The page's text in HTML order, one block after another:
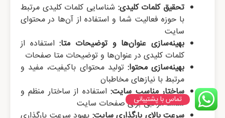
تحقیق کلمات کلیدی: شناسایی کلمات کلیدی مرتبط
با حوزه فعالیت شما و استفاده از آن‌ها در محتوای
سایت
بهینه‌سازی عنوان‌ها و توضیحات متا:استفاده از
کلمات کلیدی در عنوان‌ها و توضیحات متا صفحات
بهینه‌سازی محتوا: تولید محتوای باکیفیت، مفید و
مرتبط با نیازهای مخاطبان
ساختار مناسب سایت:استفاده از ساختار منظم و
سلسله‌مراتبی برای صفحات سایت
تماس با پشتیبانی